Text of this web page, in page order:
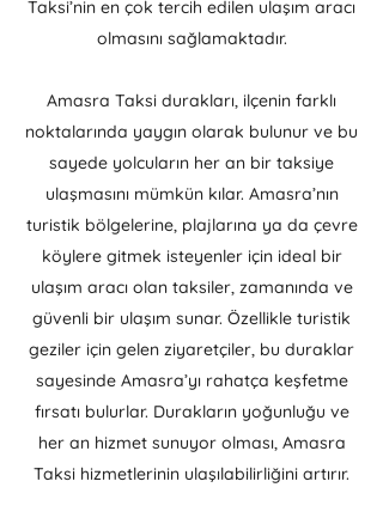
Taksi’nin en çok tercih edilen ulaşım aracı
olmasını sağlamaktadır.
Amasra Taksi durakları, ilçenin farklı
noktalarında yaygın olarak bulunur ve bu
sayede yolcuların her an bir taksiye
ulaşmasını mümkün kılar. Amasra’nın
turistik bölgelerine, plajlarına ya da çevre
köylere gitmek isteyenler için ideal bir
ulaşım aracı olan taksiler, zamanında ve
güvenli bir ulaşım sunar. Özellikle turistik
geziler için gelen ziyaretçiler, bu duraklar
sayesinde Amasra’yı rahatça keşfetme
fırsatı bulurlar. Durakların yoğunluğu ve
her an hizmet sunuyor olması, Amasra
Taksi hizmetlerinin ulaşılabilirliğini artırır.